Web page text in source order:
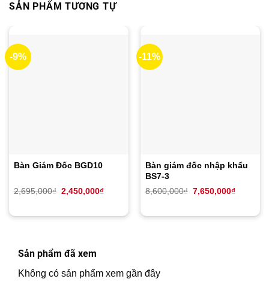
SẢN PHẨM TƯƠNG TỰ
-9%
Bàn Giám Đốc BGD10
2,695,000₫ Giá
2,695,000₫.
2,450,000₫Giá
là:
-11%
Bàn giám đốc nhập khẩu
BS7-3
8,600,000₫ Giá
8,600,000₫.
7,650,000₫Giá
là:
Sản phẩm đã xem
Không có sản phẩm xem gần đây